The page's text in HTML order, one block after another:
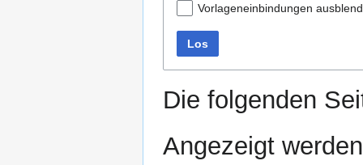
Vorlageneinbindungen
Los
Die folgenden
Angezeigt